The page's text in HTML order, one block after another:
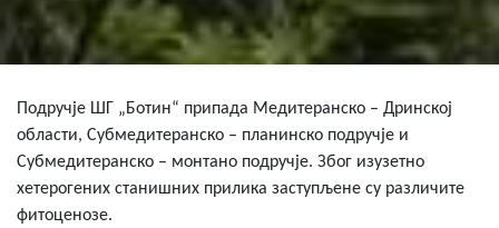
Подручје ШГ „Ботин“ припада Медитеранско – Дринској
области, Субмедитеранско – планинско подручје и
Субмедитеранско – монтано подручје. Због изузетно
хетерогених станишних прилика заступљене су различите
фитоценозе.